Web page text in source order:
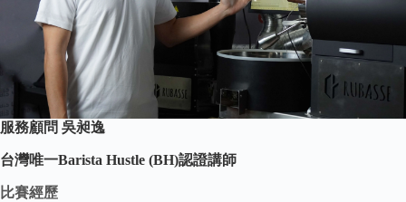
服務顧問 吳昶逸
台灣唯一Barista Hustle (BH)認證講師
比賽經歷